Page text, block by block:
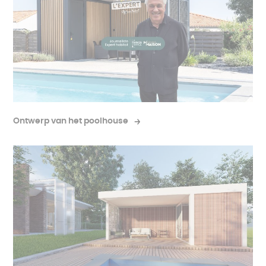
op te bergen. Zo blijft alles netjes, beschermd
tegen weersinvloeden en gemakkelijk toegankelijk.
vereisten voor de netwerkaansluiting en criteria
voor het uiterlijk van de constructie.
Bestel- en installatieproces
Zodra uw offerte is gevalideerd, gaan we verder
poolhouses zijn op maat ontworpen om precies
structuur is vervaardigd, zorgen onze teams voor
de installatie op uw land. Wij zorgen voor alles om
u een snelle en kwaliteitsvolle installatie te
garanderen.
Ontwerp van het poolhouse